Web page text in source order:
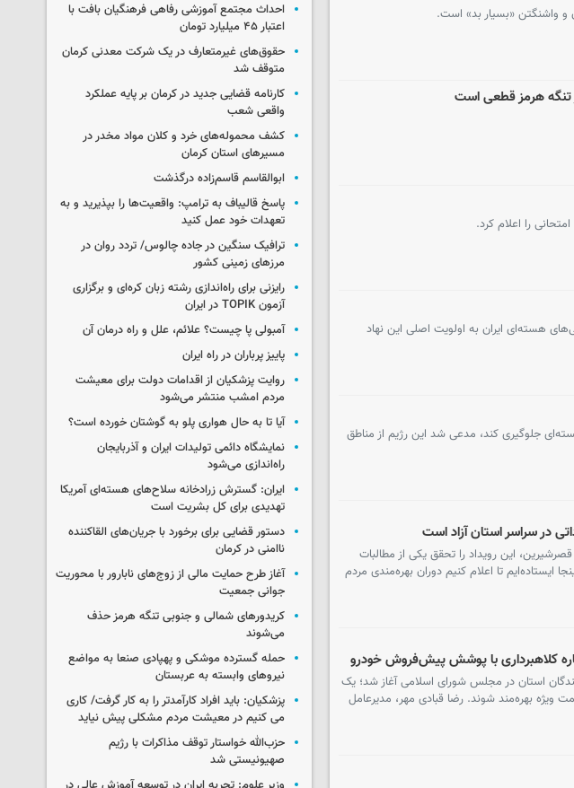
و واشنگتن «بسیار بد» است.
را اعلام کرد.
هسته‌ای ایران به اولویت اصلی این نهاد
جلوگیری کند، مدعی شد این رژیم از مناطق
در سراسر استان آزاد است
این رویداد را تحقق یکی از مطالبات
تا اعلام کنیم دوران بهره‌مندی مردم
کلاهبرداری با پوشش پیش‌فروش خودرو
استان در مجلس شورای اسلامی آغاز شد؛ یک
ویژه بهره‌مند شوند. رضا قبادی مهر، مدیرعامل
احداث مجتمع آموزشی رفاهی فرهنگیان بافت با
اعتبار ۴۵ میلیارد تومان
حقوق‌های غیرمتعارف در یک شرکت معدنی کرمان
متوقف شد
کارنامه قضایی جدید در کرمان بر پایه عملکرد
واقعی شعب
کشف محموله‌های خرد و کلان مواد مخدر در
مسیرهای استان کرمان
ابوالقاسم قاسم‌زاده درگذشت
پاسخ قالیباف به ترامپ: واقعیت‌ها را بپذیرید و به
تعهدات خود عمل کنید
ترافیک سنگین در جاده چالوس/ تردد روان در
مرزهای زمینی کشور
رایزنی برای راه‌اندازی رشته زبان کره‌ای و برگزاری
آزمون TOPIK در ایران
آمبولی پا چیست؟ علائم، علل و راه درمان آن
پاییز پرباران در راه ایران
روایت پزشکیان از اقدامات دولت برای معیشت
مردم امشب منتشر می‌شود
آیا تا به حال هواری پلو به گوشتان خورده است؟
نمایشگاه دائمی تولیدات ایران و آذربایجان
راه‌اندازی می‌شود
ایران: گسترش زرادخانه سلاح‌های هسته‌ای آمریکا
تهدیدی برای کل بشریت است
دستور قضایی برای برخورد با جریان‌های القاکننده
ناامنی در کرمان
آغاز طرح حمایت مالی از زوج‌های نابارور با محوریت
جوانی جمعیت
کریدورهای شمالی و جنوبی تنگه هرمز حذف
می‌شوند
حمله گسترده موشکی و پهپادی صنعا به مواضع
نیروهای وابسته به عربستان
پزشکیان: باید افراد کارآمدتر را به کار گرفت/ کاری
می کنیم در معیشت مردم مشکلی پیش نیاید
حزب‌الله خواستار توقف مذاکرات با رژیم
صهیونیستی شد